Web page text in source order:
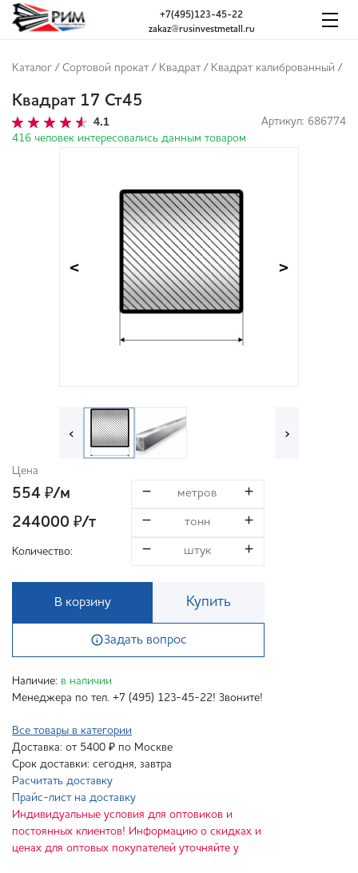
zakaz@rusinvestmetall.ru
+7(495)123-45-22
Каталог / Сортовой прокат / Квадрат / Квадрат калиброванный /
Квадрат 17 Ст45
4.1
Артикул: 686774
416 человек интересовались данным товаром
< >
‹ ›
Цена
554 ₽/м
244000 ₽/т
Количество:
В корзину Купить
Задать вопрос
Наличие: в наличии
Менеджера по тел. +7 (495) 123-45-22! Звоните!
Все товары в категории
Доставка: от 5400 ₽ по Москве
Срок доставки: сегодня, завтра
Расчитать доставку
Прайс-лист на доставку
Индивидуальные условия для оптовиков и
постоянных клиентов! Информацию о скидках и
ценах для оптовых покупателей уточняйте у